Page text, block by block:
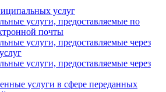
услуг
услуги, предоставляемые по
почты
услуги, предоставляемые через
услуги, предоставляемые через
услуги в сфере переданных